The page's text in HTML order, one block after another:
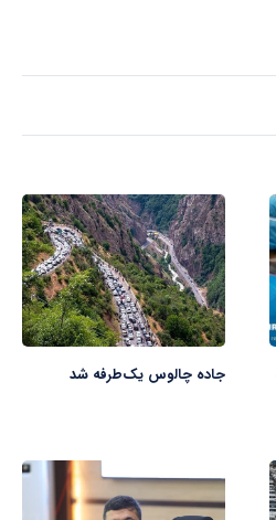
جاده چالوس یک‌طرفه شد